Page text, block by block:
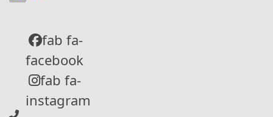
fab fa-
facebook
fab fa-
instagram